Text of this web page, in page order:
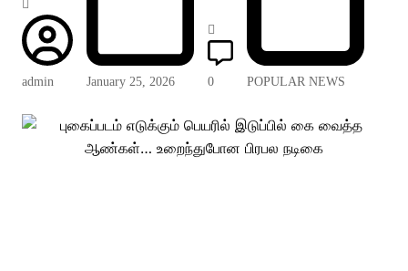
admin January 25, 2026 0 POPULAR NEWS